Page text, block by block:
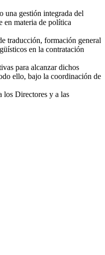
una gestión integrada del
en materia de política
traducción, formación general
en la contratación
para alcanzar dichos
ello, bajo la coordinación de
los Directores y a las